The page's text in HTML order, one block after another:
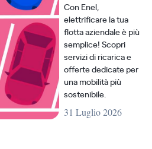
Con Enel,
elettrificare la tua
flotta aziendale è più
semplice! Scopri
servizi di ricarica e
offerte dedicate per
una mobilità più
sostenibile.
31 Luglio 2026